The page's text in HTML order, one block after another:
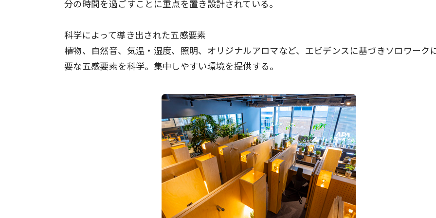
分の時間を過ごすことに重点を置き設計されている。
科学によって導き出された五感要素
植物、自然音、気温・湿度、照明、オリジナルアロマなど、エビデンスに基づきソロワーク
要な五感要素を科学。集中しやすい環境を提供する。